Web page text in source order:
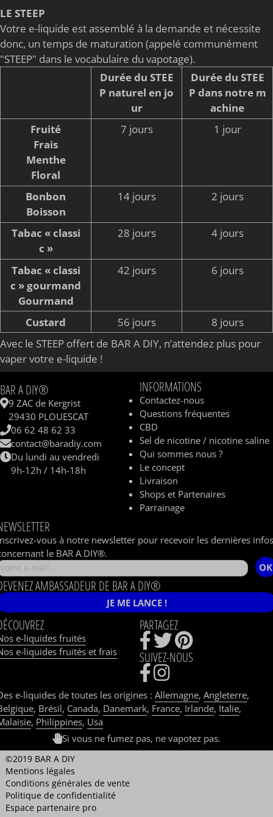
LE STEEP
Votre e-liquide est assemblé à la demande et nécessite
donc, un temps de maturation (appelé communément
"STEEP" dans le vocabulaire du vapotage).
Durée du STEE
P naturel en jo
ur
Durée du STEE
P dans notre m
achine
Fruité
Frais
Menthe
Floral
7 jours 1 jour
Bonbon
Boisson
14 jours 2 jours
Tabac « classi
c »
28 jours 4 jours
Tabac « classi
c » gourmand
Gourmand
42 jours 6 jours
Custard 56 jours
8 jours
Avec le STEEP offert de BAR A DIY, n’attendez plus pour
vaper votre e-liquide !
BAR A DIY®
9 ZAC de Kergrist
29430 PLOUESCAT
06 62 48 62 33
contact@baradiy.com
Du lundi au vendredi
9h-12h / 14h-18h
INFORMATIONS
Contactez-nous
Questions fréquentes
CBD
Sel de nicotine / nicotine saline
Qui sommes nous ?
Le concept
Livraison
Shops et Partenaires
Parrainage
vous à notre newsletter pour recevoir les dernières
le BAR A DIY®.
OK
AMBASSADEUR DE BAR A DIY®
JE ME LANCE !
e-liquides fruités
e-liquides fruités et frais
PARTAGEZ
SUIVEZ-NOUS
e-liquides de toutes les origines :Allemagne,Angleterre,
, Brésil, Canada, Danemark, France, Irlande, Italie,
, Philippines, Usa
Si vous ne fumez pas, ne vapotez pas.
©2019 BAR A DIY
Mentions légales
Conditions générales de vente
Politique de confidentialité
Espace partenaire pro